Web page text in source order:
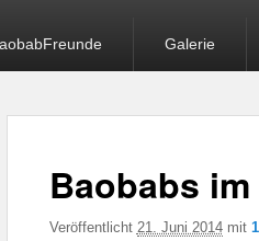
Galerie
Baobabs
Veröffentlicht 21. Juni 2014mit